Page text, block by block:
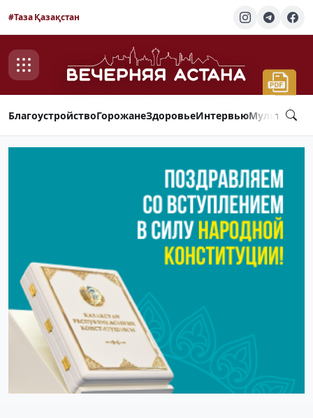
#Таза Қазақстан
БлагоустройствоГорожанеЗдоровьеИнтервью